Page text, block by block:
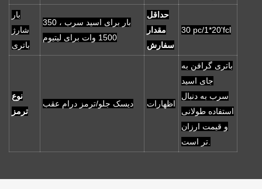
بار
شارژ
باتری
350 بار برای اسید سرب ،
1500 وات برای لیتیوم
حداقل
مقدار
سفارش
30 pc/1*20'fcl
نوع
ترمز
دیسک جلو/ترمز درام عقب اظهارات
باتری گرافن به
جای اسید
سرب به دنبال
استفاده طولانی
و قیمت ارزان
تر است.